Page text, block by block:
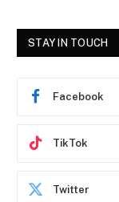
STAY IN TOUCH
Facebook
TikTok
Twitter